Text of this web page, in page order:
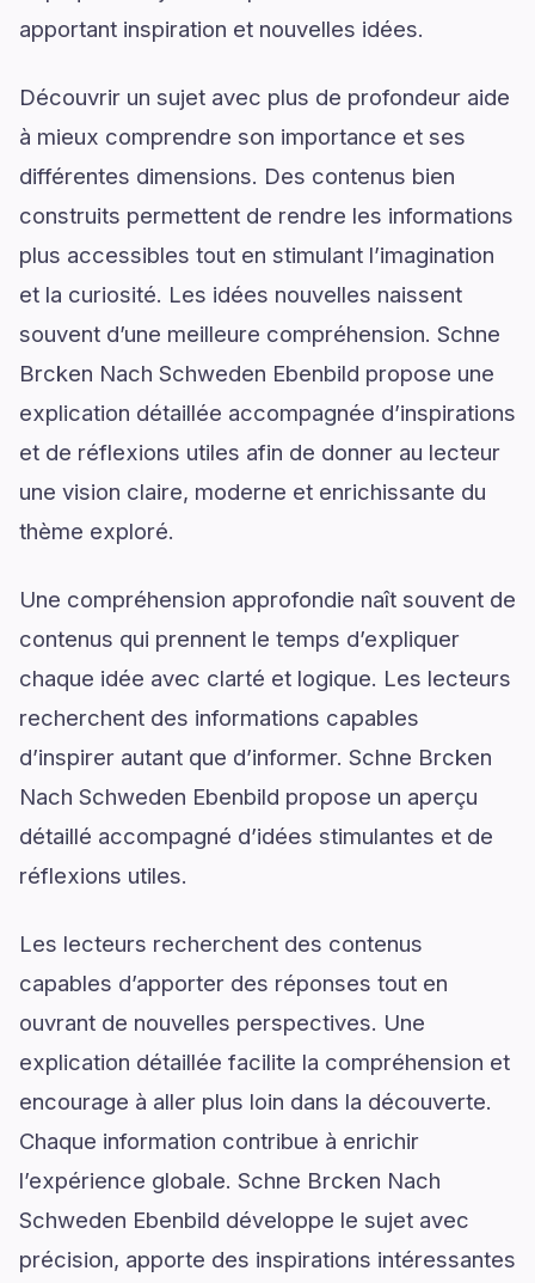
apportant inspiration et nouvelles idées.
Découvrir un sujet avec plus de profondeur aide
à mieux comprendre son importance et ses
différentes dimensions. Des contenus bien
construits permettent de rendre les informations
plus accessibles tout en stimulant l’imagination
et la curiosité. Les idées nouvelles naissent
souvent d’une meilleure compréhension. Schne
Brcken Nach Schweden Ebenbild propose une
explication détaillée accompagnée d’inspirations
et de réflexions utiles afin de donner au lecteur
une vision claire, moderne et enrichissante du
thème exploré.
Une compréhension approfondie naît souvent de
contenus qui prennent le temps d’expliquer
chaque idée avec clarté et logique. Les lecteurs
recherchent des informations capables
d’inspirer autant que d’informer. Schne Brcken
Nach Schweden Ebenbild propose un aperçu
détaillé accompagné d’idées stimulantes et de
réflexions utiles.
Les lecteurs recherchent des contenus
capables d’apporter des réponses tout en
ouvrant de nouvelles perspectives. Une
explication détaillée facilite la compréhension et
encourage à aller plus loin dans la découverte.
Chaque information contribue à enrichir
l’expérience globale. Schne Brcken Nach
Schweden Ebenbild développe le sujet avec
précision, apporte des inspirations intéressantes